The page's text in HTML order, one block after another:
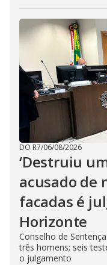
DO R7/06/08/2026
‘Destruiu
acusado de
facadas é
Horizonte
Conselho de
três homens; seis
o julgamento